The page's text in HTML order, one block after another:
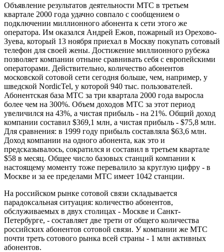
Объявление результатов деятельности МТС в третьем
квартале 2000 года удачно совпало с сообщением о
подключении миллионного абонента к сети этого же
оператора. Им оказался Андрей Ежов, пожарный из Орехово-
Зуева, который 13 ноября приехал в Москву покупать сотовый
телефон для своей жены. Достижение миллионного рубежа
позволяет компании отныне сравнивать себя с европейскими
операторами. Действительно, количество абонентов
московской сотовой сети сегодня больше, чем, например, у
шведской NordicTel, у которой 940 тыс. пользователей.
Абонентская база МТС за три квартала 2000 года выросла
более чем на 300%. Объем доходов МТС за этот период
увеличился на 43%, а чистая прибыль - на 21%. Общий доход
компании составил $369,1 млн, а чистая прибыль - $75,8 млн.
Для сравнения: в 1999 году прибыль составляла $63,6 млн.
Доход компании на одного абонента, как это и
предсказывалось, сократился и составил в третьем квартале
$58 в месяц. Общее число базовых станций компании к
настоящему моменту тоже перевалило за круглую цифру - в
Москве и за ее пределами МТС имеет 1042 станции.
На российском рынке сотовой связи складывается
парадоксальная ситуация: количество абонентов,
обслуживаемых в двух столицах - Москве и Санкт-
Петербурге, - составляет две трети от общего количества
российских абонентов сотовой связи. У компании же МТС
почти треть сотового рынка всей страны - 1 млн активных
абонентов.